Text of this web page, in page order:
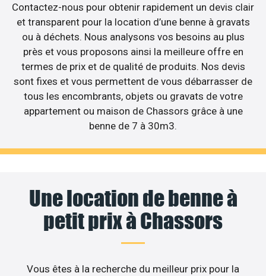
Contactez-nous pour obtenir rapidement un devis clair
et transparent pour la location d’une benne à gravats
ou à déchets. Nous analysons vos besoins au plus
près et vous proposons ainsi la meilleure offre en
termes de prix et de qualité de produits. Nos devis
sont fixes et vous permettent de vous débarrasser de
tous les encombrants, objets ou gravats de votre
appartement ou maison de Chassors grâce à une
benne de 7 à 30m3.
Une location de benne à
petit prix à Chassors
Vous êtes à la recherche du meilleur prix pour la